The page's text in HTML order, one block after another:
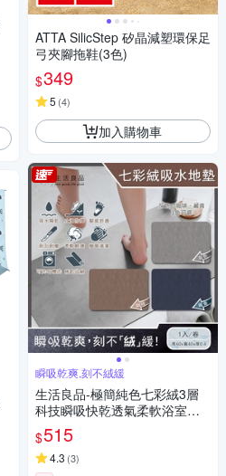
ATTA SilicStep 矽晶減塑環保足
弓夾腳拖鞋(3色)
$349
5 (4)
加入購物車
瞬吸乾爽,刻不絨緩
生活良品-極簡純色七彩絨3層
科技瞬吸快乾透氣柔軟浴室吸
水腳踏地墊1入(安全防滑可洗
衣機清洗)
$515
4.3 (3)